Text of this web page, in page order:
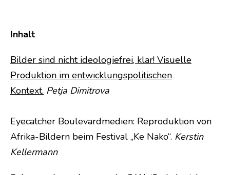
Inhalt
Bilder sind nicht ideologiefrei, klar! Visuelle
Produktion im entwicklungspolitischen
Kontext. Petja Dimitrova
Eyecatcher Boulevardmedien: Reproduktion von
Afrika-Bildern beim Festival „Ke Nako“. Kerstin
Kellermann